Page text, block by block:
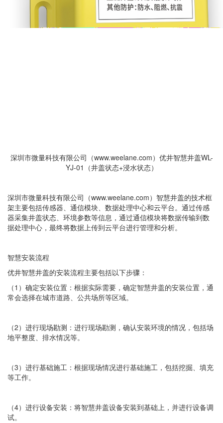
深圳市微量科技有限公司（www.weelane.com）优井智慧井盖WL-
YJ-01（井盖状态+浸水状态）
深圳市微量科技有限公司（www.weelane.com）智慧井盖的技术框
架主要包括传感器、通信模块、数据处理中心和云平台。通过传感
器采集井盖状态、环境参数等信息，通过通信模块将数据传输到数
据处理中心，最终将数据上传到云平台进行管理和分析。
智慧安装流程
优井智慧井盖的安装流程主要包括以下步骤：
（1）确定安装位置：根据实际需要，确定智慧井盖的安装位置，通
常会选择在城市道路、公共场所等区域。
（2）进行现场勘测：进行现场勘测，确认安装环境的情况，包括场
地平整度、排水情况等。
（3）进行基础施工：根据现场情况进行基础施工，包括挖掘、填充
等工作。
（4）进行设备安装：将智慧井盖设备安装到基础上，并进行设备调
试。